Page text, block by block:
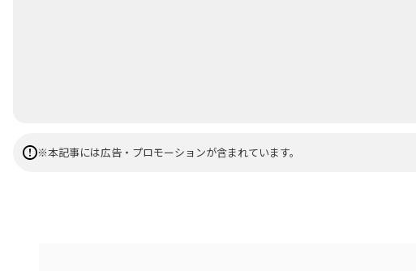
※本記事には広告・プロモーションが含まれています。